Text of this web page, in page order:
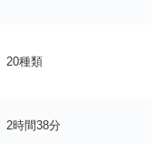
20種類
2時間38分